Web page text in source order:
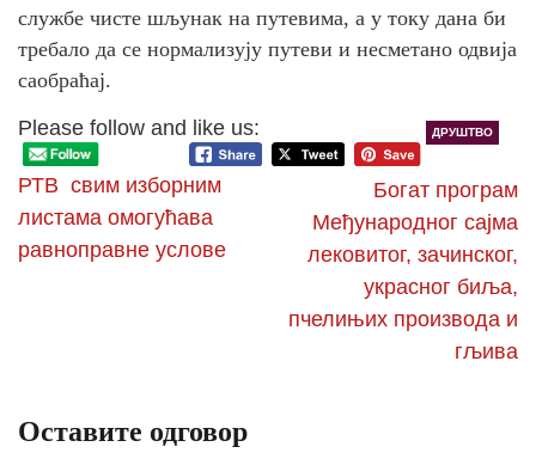
службе чисте шљунак на путевима, а у току дана би
требало да се нормализују путеви и несметано одвија
саобраћај.
Please follow and like us:
ДРУШТВО
РТВ свим изборним
листама омогућава
равноправне услове
Богат програм
Међународног сајма
лековитог, зачинског,
украсног биља,
пчелињих производа и
гљива
Оставите одговор